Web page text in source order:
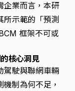
企業而言，本研
所示範的「預測
框架不可或
核心洞見
駕駛與聯網車輛
制為何不足，